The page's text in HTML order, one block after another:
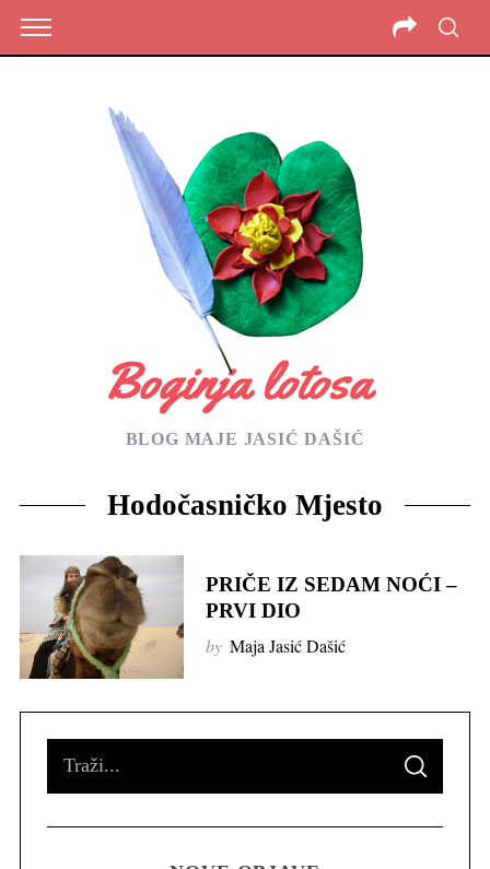
BLOG MAJE JASIĆ DAŠIĆ
Hodočasničko Mjesto
PRIČE IZ SEDAM NOĆI –
PRVI DIO
by Maja Jasić Dašić
S
A
C